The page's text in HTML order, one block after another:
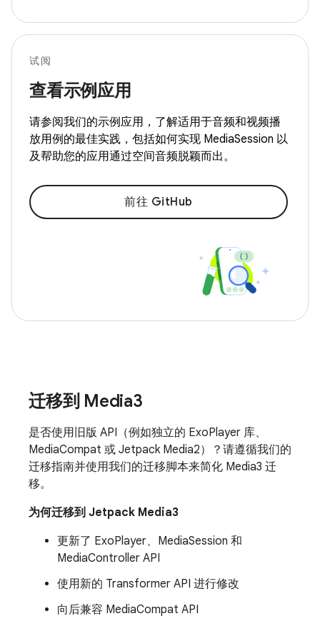
试阅
查看示例应用
请参阅我们的示例应用，了解适用于音频和视频播
放用例的最佳实践，包括如何实现 MediaSession 以
及帮助您的应用通过空间音频脱颖而出。
前往 GitHub
迁移到 Media3
是否使用旧版 API（例如独立的 ExoPlayer 库、
MediaCompat 或 Jetpack Media2）？请遵循我们的
迁移指南并使用我们的迁移脚本来简化 Media3 迁
移。
为何迁移到 Jetpack Media3
更新了 ExoPlayer、MediaSession 和
MediaController API
使用新的 Transformer API 进行修改
向后兼容 MediaCompat API